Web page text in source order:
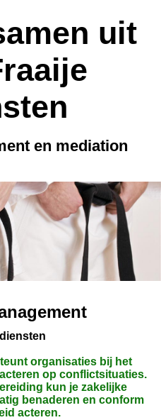
uit
en mediation
organisaties bij het
op conflictsituaties.
kun je zakelijke
benaderen en conform
acteren.